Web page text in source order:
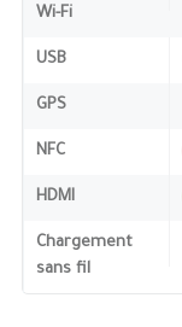
Wi-Fi
USB
GPS
NFC
HDMI
Chargement
sans fil